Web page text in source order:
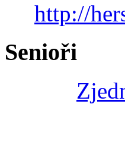
http://
Senioři